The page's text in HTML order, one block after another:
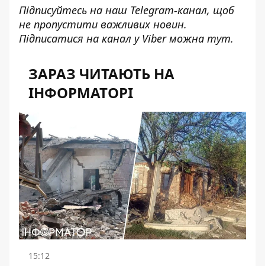
Підписуйтесь на наш Telegram-канал, щоб
не пропустити важливих новин.
Підписатися на канал у Viber можна тут.
ЗАРАЗ ЧИТАЮТЬ НА
ІНФОРМАТОРІ
15:12